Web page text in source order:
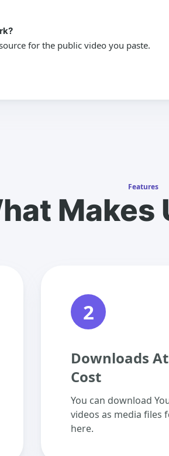
for the public video you paste.
Features
Makes
2
Downloads
Cost
You can download
videos as media files
here.